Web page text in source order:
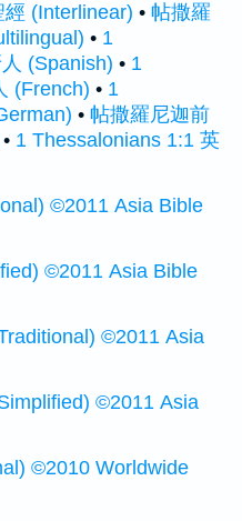
(Interlinear) • 帖撒羅
• 1
(Spanish) • 1
(French) • 1
• 帖撒羅尼迦前
• 1 Thessalonians 1:1 英
©2011 Asia Bible
©2011 Asia Bible
©2011 Asia
©2011 Asia
©2010 Worldwide